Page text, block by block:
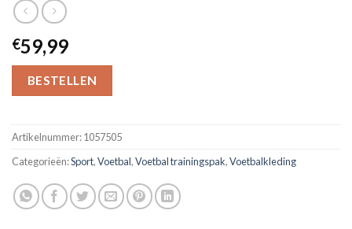
€59,99
BESTELLEN
Artikelnummer:1057505
Categorieën:Sport,Voetbal,Voetbal trainingspak,Voetbalkleding